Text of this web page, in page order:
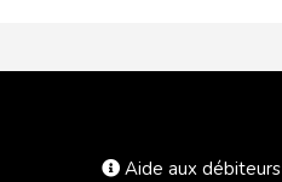
Aide aux débiteurs